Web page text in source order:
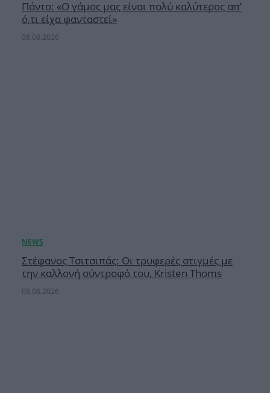
Πάντο: «Ο γάμος μας είναι πολύ καλύτερος απ’
ό,τι είχα φανταστεί»
08.08.2026
Στέφανος Τσιτσιπάς: Οι τρυφερές στιγμές με
την καλλονή σύντροφό του, Kristen Thoms
08.08.2026